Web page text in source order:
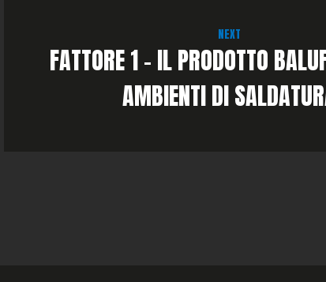
NEXT
FATTORE 1 – IL PRODOTTO
AMBIENTI DI